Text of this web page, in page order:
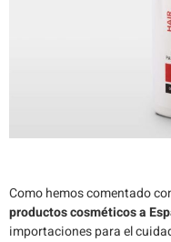
Como hemos comentado
productos cosméticos a
importaciones para el